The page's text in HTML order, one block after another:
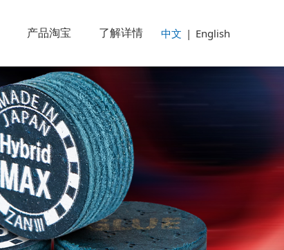
中文 | English
产品淘宝 了解详情